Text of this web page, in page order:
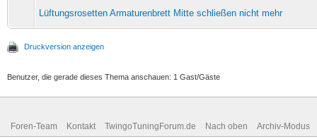
Lüftungsrosetten Armaturenbrett Mitte schließen nicht mehr
Druckversion anzeigen
Benutzer, die gerade dieses Thema anschauen: 1 Gast/Gäste
Foren-Team Kontakt TwingoTuningForum.de Nach oben Archiv-Modus